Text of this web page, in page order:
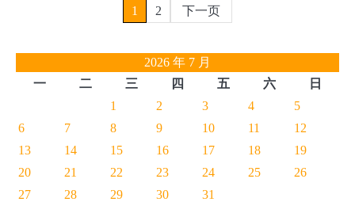
分
1 2 下一页
2026 年 7 月
一
二 三 四 五 六
日
1
2 3 4
5
6
7 8 9 10 11
12
13
14 15 16 17 18
19
20
21 22 23 24 25
26
27
28 29 30 31